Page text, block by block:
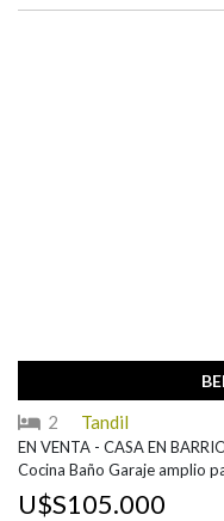
2 Tandil
EN VENTA - CASA EN
Cocina Baño Garaje amplio
U$S105.000